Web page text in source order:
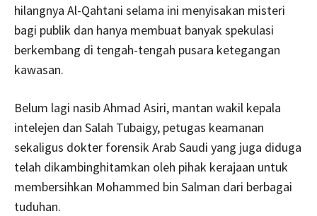
hilangnya Al-Qahtani selama ini menyisakan misteri
bagi publik dan hanya membuat banyak spekulasi
berkembang di tengah-tengah pusara ketegangan
kawasan.
Belum lagi nasib Ahmad Asiri, mantan wakil kepala
intelejen dan Salah Tubaigy, petugas keamanan
sekaligus dokter forensik Arab Saudi yang juga diduga
telah dikambinghitamkan oleh pihak kerajaan untuk
membersihkan Mohammed bin Salman dari berbagai
tuduhan.